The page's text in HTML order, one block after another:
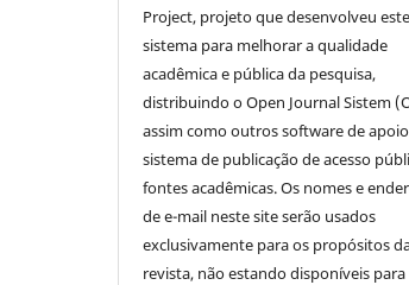
Project, projeto que desenvolveu este
sistema para melhorar a qualidade
acadêmica e pública da pesquisa,
distribuindo o Open Journal Sistem
assim como outros software de
sistema de publicação de acesso
fontes acadêmicas. Os nomes e
de e-mail neste site serão usados
exclusivamente para os propósitos
revista, não estando disponíveis para